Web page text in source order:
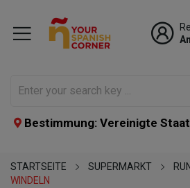
Bestimmung: Vereinigte
STARTSEITE SUPERMARKT
WINDELN